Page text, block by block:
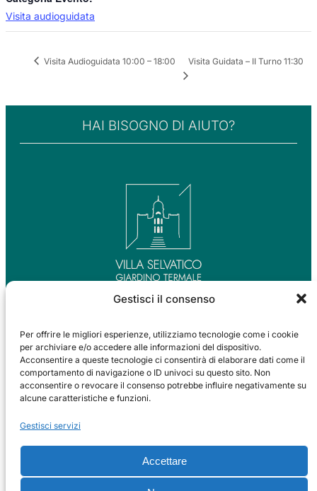
Gestisci il consenso
Per offrire le migliori esperienze, utilizziamo tecnologie come i cookie
per archiviare e/o accedere alle informazioni del dispositivo.
Acconsentire a queste tecnologie ci consentirà di elaborare dati come il
comportamento di navigazione o ID univoci su questo sito. Non
acconsentire o revocare il consenso potrebbe influire negativamente su
alcune caratteristiche e funzioni.
Gestisci servizi
Accettare
Visita audioguidata
Visita Audioguidata 10:00 – 18:00 Visita Guidata – II Turno 11:30
HAI BISOGNO DI AIUTO?
Viale Sant’ Elena, 36
35041 Battaglia Terme PD
RECAPITI
SOCIAL